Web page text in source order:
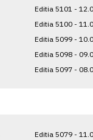
Editia 5101 -
Editia 5100 -
Editia 5099 -
Editia 5098 -
Editia 5097 -
Editia 5079 -